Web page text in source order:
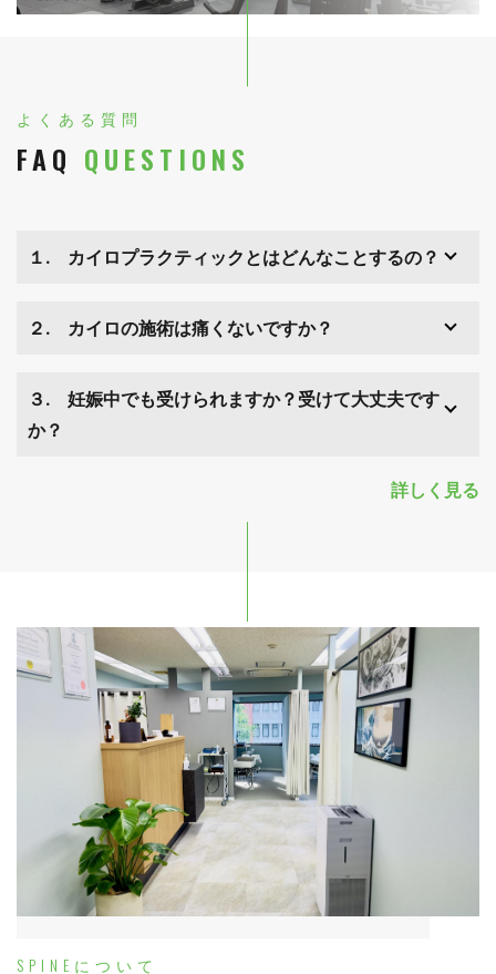
よくある質問
FAQ QUESTIONS
１. カイロプラクティックとはどんなことするの？
２. カイロの施術は痛くないですか？
３. 妊娠中でも受けられますか？受けて大丈夫です
か？
詳しく見る
SPINEについて